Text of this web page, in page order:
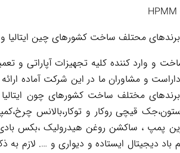
برندهای محتلف ساخت کشورهای چین ایتالیا
وارد کننده کلیه تجهیزات آپاراتی و
و مشاوران ما در این شرکت آماده
مختلف ساخت کشورهای چون
قیچی روکار و توکار،بالانس
باد دیجیتال ایستاده و دیواری و ….